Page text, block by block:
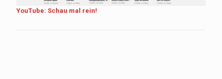
YouTube: Schau mal rein!